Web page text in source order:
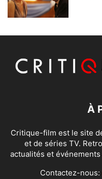
À
Critique-film est le site
et de séries TV.
actualités et
Contactez-nous: